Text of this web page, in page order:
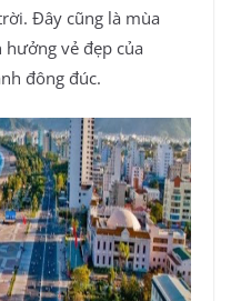
Đây cũng là mùa
vẻ đẹp của
đông đúc.